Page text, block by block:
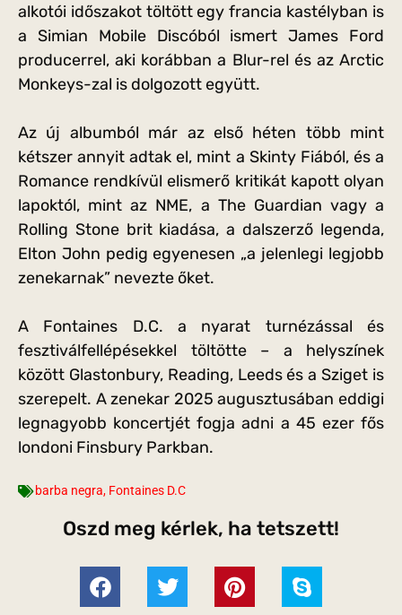
alkotói időszakot töltött egy francia kastélyban is
a Simian Mobile Discóból ismert James Ford
producerrel, aki korábban a Blur-rel és az Arctic
Monkeys-zal is dolgozott együtt.
Az új albumból már az első héten több mint
kétszer annyit adtak el, mint a Skinty Fiából, és a
Romance rendkívül elismerő kritikát kapott olyan
lapoktól, mint az NME, a The Guardian vagy a
Rolling Stone brit kiadása, a dalszerző legenda,
Elton John pedig egyenesen „a jelenlegi legjobb
zenekarnak” nevezte őket.
A Fontaines D.C. a nyarat turnézással és
fesztiválfellépésekkel töltötte – a helyszínek
között Glastonbury, Reading, Leeds és a Sziget is
szerepelt. A zenekar 2025 augusztusában eddigi
legnagyobb koncertjét fogja adni a 45 ezer fős
londoni Finsbury Parkban.
barba negra, Fontaines D.C
Oszd meg kérlek, ha tetszett!